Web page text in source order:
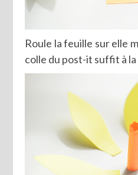
Roule la feuille sur elle
colle du post-it suffit à